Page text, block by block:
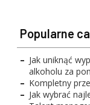
Popularne
Jak uniknąć
alkoholu za
Kompletny
Jak wybrać